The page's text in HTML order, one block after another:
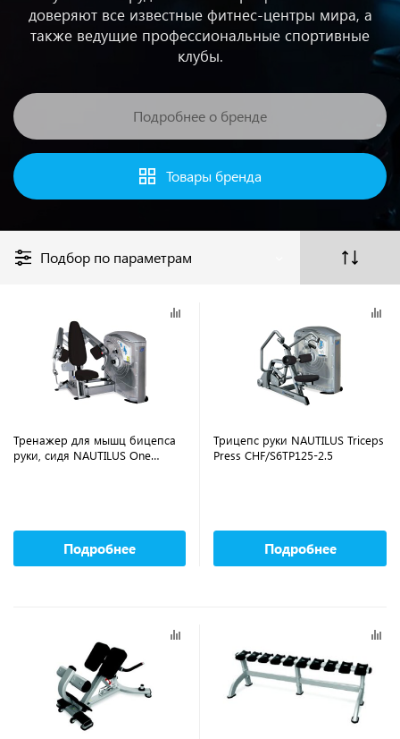
доверяют все известные фитнес-центры мира, а
также ведущие профессиональные спортивные
клубы.
Подробнее о бренде
Товары бренда
Подбор по параметрам
Тренажер для мышц бицепса
руки, сидя NAUTILUS One
Подробнее
Трицепс руки NAUTILUS Triceps
Press CHF/S6TP125-2.5
Подробнее